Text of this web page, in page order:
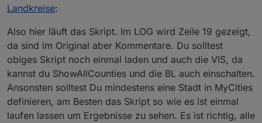
showFederalStates steht auf false
Muss ich da im Script etwas ändern?
Bekomme im LOG auch folgende Fehler.
javascript.0	2020-11-19 21:01:09.816
javascript.0	2020-11-19 21:01:09.816
javascript.0	2020-11-19 21:01:09.816
javascript.0	2020-11-19 21:01:09.815
javascript.0	2020-11-19 21:01:09.815
javascript.0	2020-11-19 21:01:09.815
javascript.0	2020-11-19 21:01:09.815
Landkreise:
Also hier läuft das Skript. Im LOG wird Zeile 19 gezeigt,
da sind im Original aber Kommentare. Du solltest
obiges Skript noch einmal laden und auch die VIS, da
kannst du ShowAllCounties und die BL auch einschalten.
Ansonsten solltest Du mindestens eine Stadt in MyCities
definieren, am Besten das Skript so wie es ist einmal
laufen lassen um Ergebnisse zu sehen. Es ist richtig, alle